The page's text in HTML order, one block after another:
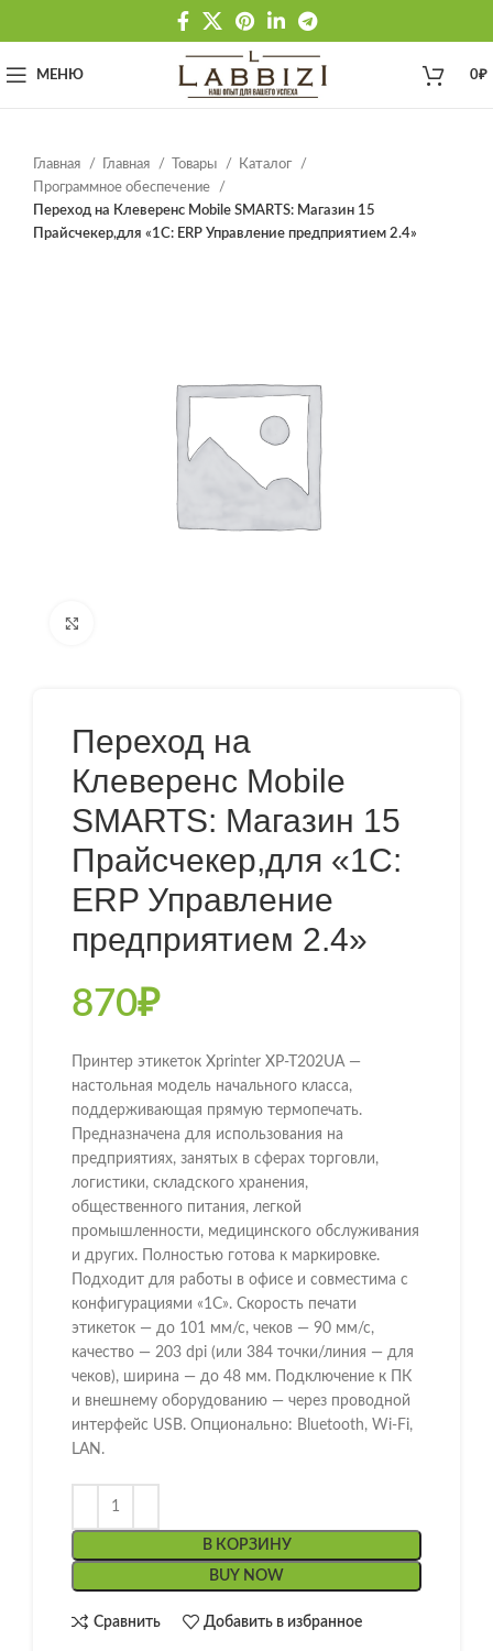
МЕНЮ 0₽
Главная Главная Товары
Каталог
Программное обеспечение
Переход на Клеверенс Mobile SMARTS: Магазин 15
Прайсчекер,для «1С: ERP Управление предприятием 2.4»
Переход на
Клеверенс Mobile
SMARTS: Магазин 15
Прайсчекер,для «1С:
ERP Управление
предприятием 2.4»
870₽
Принтер этикеток Xprinter XP-T202UA —
настольная модель начального класса,
поддерживающая прямую термопечать.
Предназначена для использования на
предприятиях, занятых в сферах торговли,
логистики, складского хранения,
общественного питания, легкой
промышленности, медицинского обслуживания
и других. Полностью готова к маркировке.
Подходит для работы в офисе и совместима с
конфигурациями «1С». Скорость печати
этикеток — до 101 мм/с, чеков — 90 мм/с,
качество — 203 dpi (или 384 точки/линия — для
чеков), ширина — до 48 мм. Подключение к ПК
и внешнему оборудованию — через проводной
интерфейс USB. Опционально: Bluetooth, Wi-Fi,
LAN.
В КОРЗИНУ
BUY NOW
Сравнить Добавить в избранное